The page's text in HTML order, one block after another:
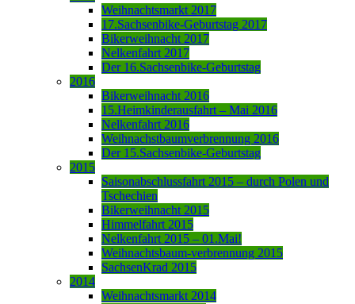
Weihnachtsmarkt 2017
17.Sachsenbike-Geburtstag 2017
Bikerweihnacht 2017
Nelkenfahrt 2017
Der 16.Sachsenbike-Geburtstag
2016
Bikerweihnacht 2016
15.Heimkinderausfahrt – Mai 2016
Nelkenfahrt 2016
Weihnachstbaumverbrennung 2016
Der 15.Sachsenbike-Geburtstag
2015
Saisonabschlussfahrt 2015 – durch Polen und
Tschechien
Bikerweihnacht 2015
Himmelfahrt 2015
Nelkenfahrt 2015 – 01.Mai!
Weihnachtsbaum-verbrennung 2015
SachsenKrad 2015
2014
Weihnachtsmarkt 2014